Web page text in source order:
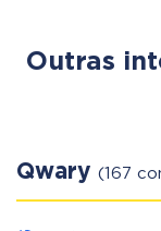
Outras
Qwary (167